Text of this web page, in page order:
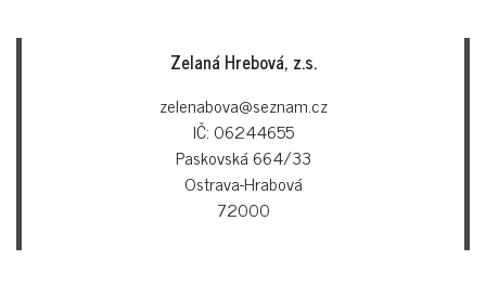
Zelaná Hrebová, z.s.
zelenabova@seznam.cz
IČ: 06244655
Paskovská 664/33
Ostrava-Hrabová
72000